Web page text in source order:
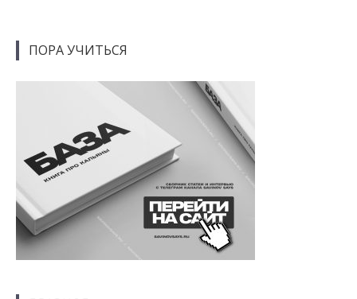
ПОРА УЧИТЬСЯ